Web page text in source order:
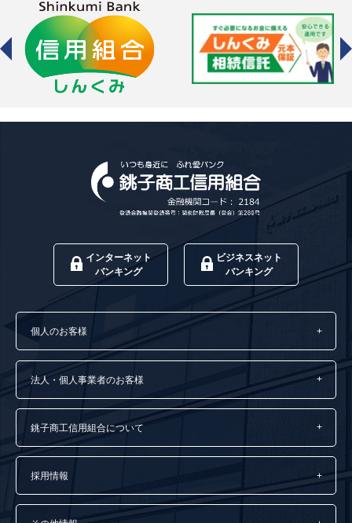
インターネット
バンキング
ビジネスネット
バンキング
個人のお客様
法人・個人事業者のお客様
銚子商工信用組合について
採用情報